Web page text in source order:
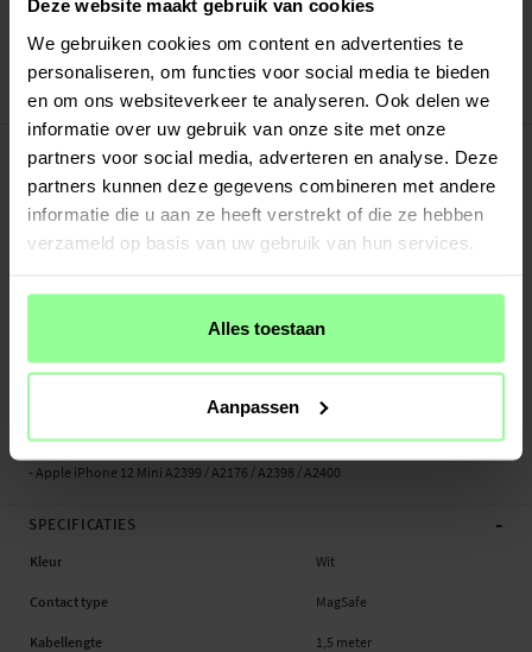
Deze website maakt gebruik van cookies
We gebruiken cookies om content en advertenties te
personaliseren, om functies voor social media te bieden
en om ons websiteverkeer te analyseren. Ook delen we
informatie over uw gebruik van onze site met onze
partners voor social media, adverteren en analyse. Deze
partners kunnen deze gegevens combineren met andere
informatie die u aan ze heeft verstrekt of die ze hebben
verzameld op basis van uw gebruik van hun services.
Alles toestaan
Aanpassen
30 dagen retourrecht
Art number:66685
PRODUCTBESCHRIJVING
Laad je Apple iPhone 12 Mini snel en eenvoudig op met deze draadloze oplader
van Mobique. Het strakke design past perfect in elke omgeving. Met een
vermogen tot 15W geniet je elke keer van snelle en betrouwbare oplading. Het
magnetische ontwerp, compatibel met MagSafe, zorgt ervoor dat je apparaat
Connector type: USB-C
Geschikt voor:
- Apple iPhone 12 Mini A2399 / A2176 / A2398 / A2400
SPECIFICATIES -
Kleur Wit
Contact type MagSafe
Kabellengte 1,5 meter